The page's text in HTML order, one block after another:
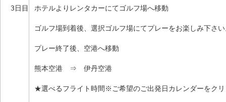
3日目 ホテルよりレンタカーにてゴルフ場へ移動
ゴルフ場到着後、選択ゴルフ場にてプレーをお楽しみ下さ
プレー終了後、空港へ移動
熊本空港 ⇒ 伊丹空港
★選べるフライト時間※ご希望のご出発日カレンダーをク